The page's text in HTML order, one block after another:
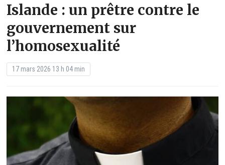
Islande : un prêtre contre le
gouvernement sur
l’homosexualité
17 mars 2026 13 h 04 min